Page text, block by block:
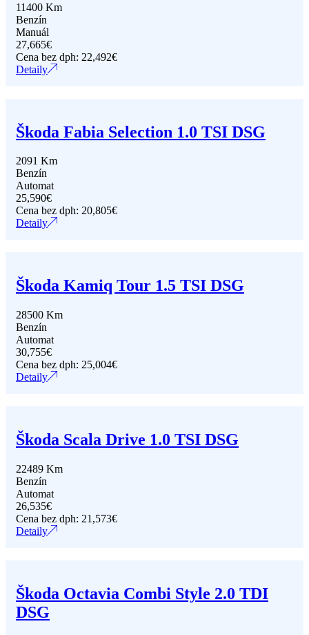
11400 Km
Benzín
Manuál
27,665€
Cena bez dph: 22,492€
Detaily
Škoda Fabia Selection 1.0 TSI DSG
2091 Km
Benzín
Automat
25,590€
Cena bez dph: 20,805€
Detaily
Škoda Kamiq Tour 1.5 TSI DSG
28500 Km
Benzín
Automat
30,755€
Cena bez dph: 25,004€
Detaily
Škoda Scala Drive 1.0 TSI DSG
22489 Km
Benzín
Automat
26,535€
Cena bez dph: 21,573€
Detaily
Škoda Octavia Combi Style 2.0 TDI
DSG